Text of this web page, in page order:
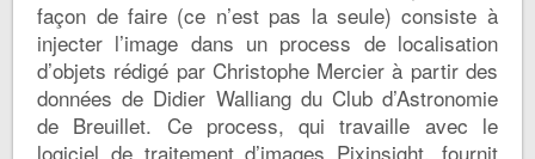
façon de faire (ce n’est pas la seule) consiste à
injecter l’image dans un process de localisation
d’objets rédigé par Christophe Mercier à partir des
données de Didier Walliang du Club d’Astronomie
de Breuillet. Ce process, qui travaille avec le
logiciel de traitement d’images Pixinsight, fournit